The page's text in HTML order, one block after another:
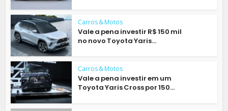
Carros & Motos
Vale a pena investir R$ 150 mil
no novo Toyota Yaris...
Carros & Motos
Vale a pena investir em um
Toyota Yaris Cross por 150...